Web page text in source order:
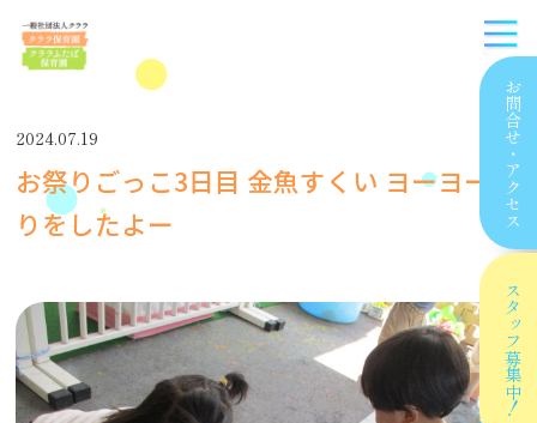
お問合せ
・
アクセス
スタッフ
募集中！
2024.07.19
お祭りごっこ3日目 金魚すくい ヨーヨー釣
りをしたよー